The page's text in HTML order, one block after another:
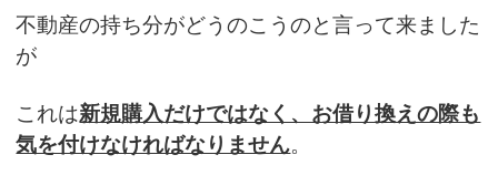
不動産の持ち分がどうのこうのと言って来ました
が
これは新規購入だけではなく、お借り換えの際も
気を付けなければなりません。